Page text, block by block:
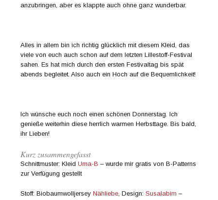
anzubringen, aber es klappte auch ohne ganz wunderbar.
Alles in allem bin ich richtig glücklich mit diesem Kleid, das
viele von euch auch schon auf dem letzten Lillestoff-Festival
sahen. Es hat mich durch den ersten Festivaltag bis spät
abends begleitet. Also auch ein Hoch auf die Bequemlichkeit!
Ich wünsche euch noch einen schönen Donnerstag. Ich
genieße weiterhin diese herrlich warmen Herbsttage. Bis bald,
ihr Lieben!
Kurz zusammengefasst
Schnittmuster: KleidUma-B – wurde mir gratis von B-Patterns
zur Verfügung gestellt
Stoff: BiobaumwolljerseyNähliebe, Design:Susalabim –